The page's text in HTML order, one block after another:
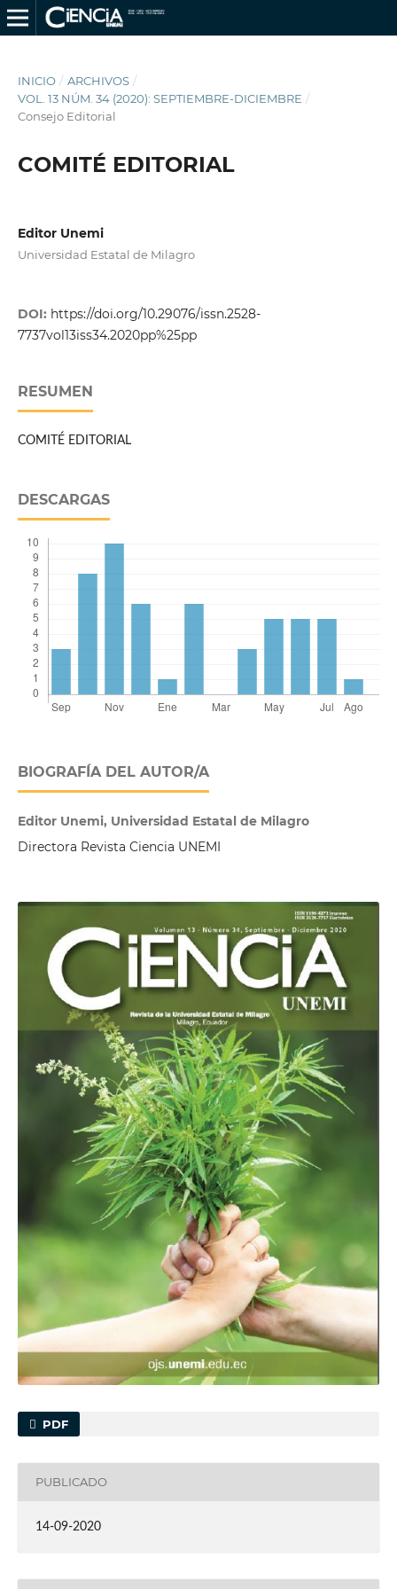
INICIO / ARCHIVOS /
VOL. 13 NÚM. 34 (2020): SEPTIEMBRE-DICIEMBRE /
Consejo Editorial
COMITÉ EDITORIAL
Editor Unemi
Universidad Estatal de Milagro
DOI: https://doi.org/10.29076/issn.2528-
7737vol13iss34.2020pp%25pp
RESUMEN
COMITÉ EDITORIAL
DESCARGAS
BIOGRAFÍA DEL AUTOR/A
Editor Unemi, Universidad Estatal de Milagro
Directora Revista Ciencia UNEMI
PDF
PUBLICADO
14-09-2020